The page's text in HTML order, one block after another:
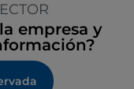
empresa y